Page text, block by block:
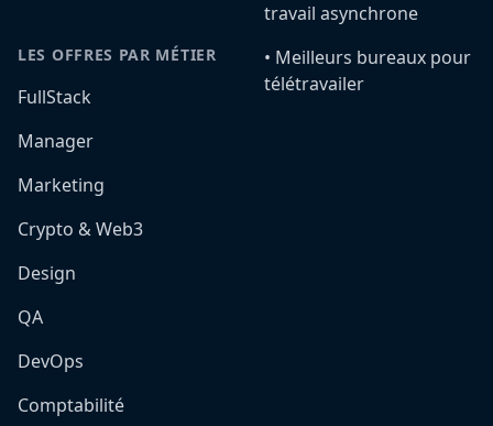
LES OFFRES PAR MÉTIER
FullStack
Manager
Marketing
Crypto & Web3
Design
QA
DevOps
Comptabilité
travail asynchrone
•️ Meilleurs bureaux pour
télétravailer